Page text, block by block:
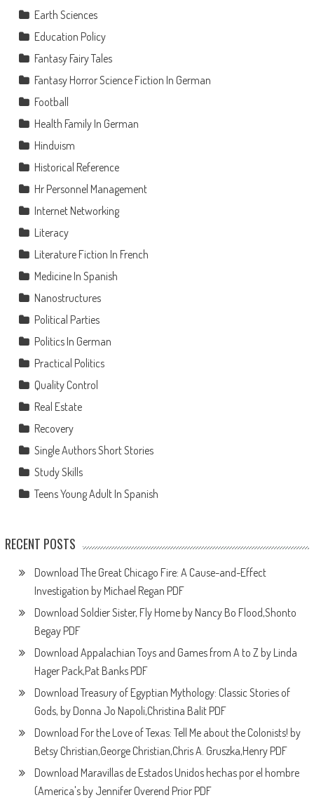
Earth Sciences
Education Policy
Fantasy Fairy Tales
Fantasy Horror Science Fiction In German
Football
Health Family In German
Hinduism
Historical Reference
Hr Personnel Management
Internet Networking
Literacy
Literature Fiction In French
Medicine In Spanish
Nanostructures
Political Parties
Politics In German
Practical Politics
Quality Control
Real Estate
Recovery
Single Authors Short Stories
Study Skills
Teens Young Adult In Spanish
RECENT POSTS
Download The Great Chicago Fire: A Cause-and-Effect
Investigation by Michael Regan PDF
Download Soldier Sister, Fly Home by Nancy Bo Flood,Shonto
Begay PDF
Download Appalachian Toys and Games from A to Z by Linda
Hager Pack,Pat Banks PDF
Download Treasury of Egyptian Mythology: Classic Stories of
Gods, by Donna Jo Napoli,Christina Balit PDF
Download For the Love of Texas: Tell Me about the Colonists! by
Betsy Christian,George Christian,Chris A. Gruszka,Henry PDF
Download Maravillas de Estados Unidos hechas por el hombre
(America's by Jennifer Overend Prior PDF